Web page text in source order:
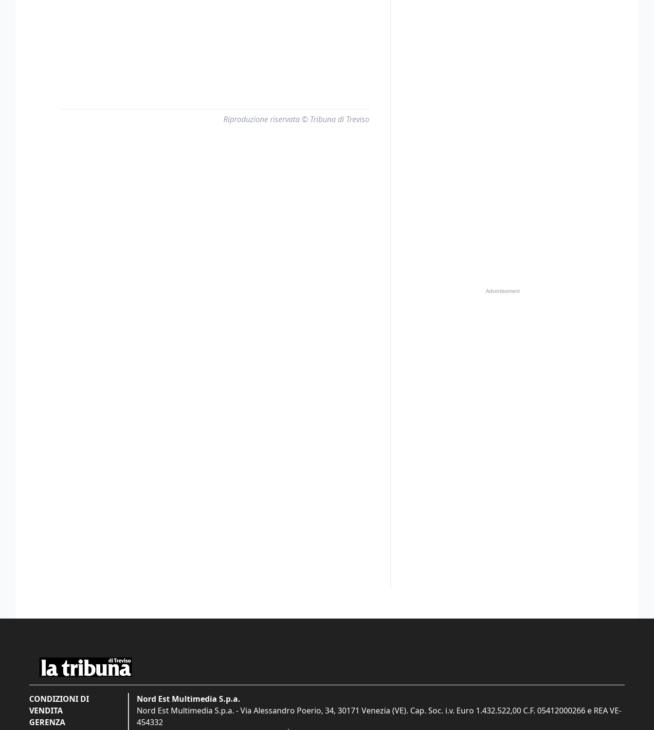
Riproduzione riservata © Tribuna di Treviso
CONDIZIONI DI
VENDITA
GERENZA
Nord Est Multimedia S.p.a.
Nord Est Multimedia S.p.a. - Via Alessandro Poerio, 34, 30171 Venezia (VE). Cap. Soc. i.v. Euro 1.432.522,00 C.F. 05412000266 e REA VE-
454332